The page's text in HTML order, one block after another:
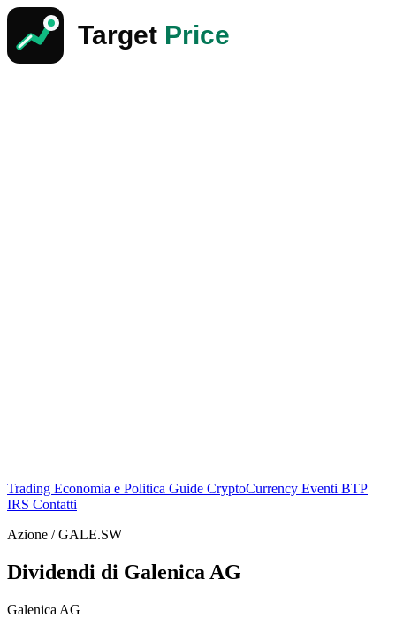
Trading Economia e Politica Guide CryptoCurrency Eventi BTP
IRS Contatti
Azione / GALE.SW
Dividendi di Galenica AG
Galenica AG